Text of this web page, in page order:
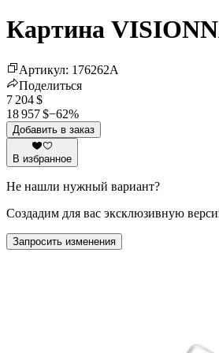
Картина
Артикул: 176262A
Поделиться
7 204 $
18 957 $−62%
Добавить в заказ
В избранное
Не нашли нужный вариант?
Создадим для вас эксклюзивную
Запросить изменения